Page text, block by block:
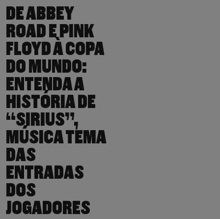
DE ABBEY
ROAD E PINK
FLOYD À COPA
DO MUNDO:
ENTENDA A
HISTÓRIA DE
“SIRIUS”,
MÚSICA TEMA
DAS
ENTRADAS
DOS
JOGADORES